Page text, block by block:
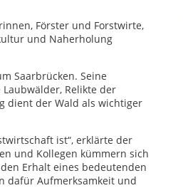
Förster und Forstwirte,
und Naherholung
Saarbrücken. Seine
Relikte der
dient der Wald als wichtiger
ist“, erklärte der
und Kollegen kümmern sich
Erhalt eines bedeutenden
dafür Aufmerksamkeit und